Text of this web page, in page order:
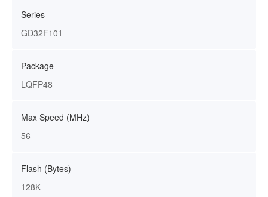
Series
GD32F101
Package
LQFP48
Max Speed (MHz)
56
Flash (Bytes)
128K